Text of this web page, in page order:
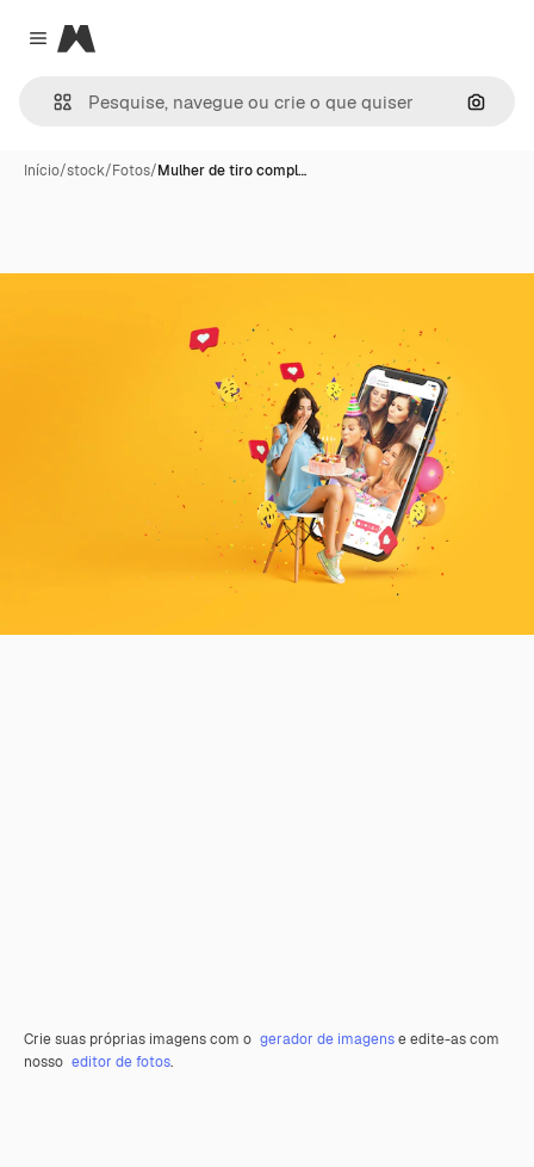
Close menu
Magnific
Início/stock/Fotos/Mulher de tiro compl…
Crie suas próprias imagens com o gerador de imagense edite-as com
nosso editor de fotos.